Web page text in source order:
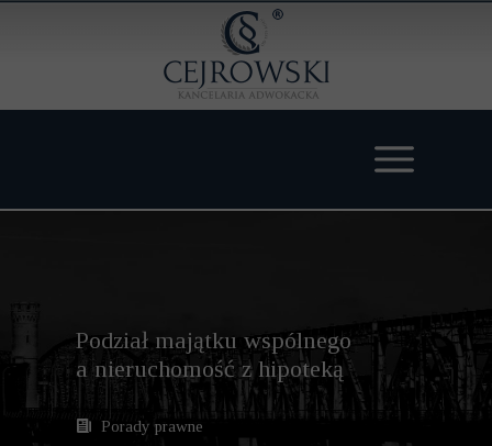
Porady prawne
Podział majątku wspólnego
a nieruchomość z hipoteką